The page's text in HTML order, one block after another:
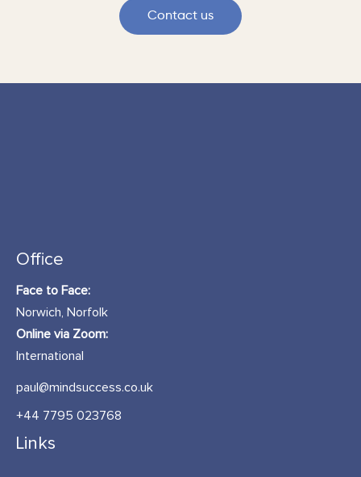
Contact us
Office
Face to Face:
Norwich, Norfolk
Online via Zoom:
International
paul@mindsuccess.co.uk
+44 7795 023768
Links